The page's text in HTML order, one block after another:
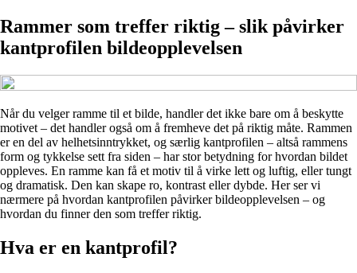
Rammer som treffer riktig – slik påvirker
kantprofilen bildeopplevelsen
Når du velger ramme til et bilde, handler det ikke bare om å beskytte
motivet – det handler også om å fremheve det på riktig måte. Rammen
er en del av helhetsinntrykket, og særlig kantprofilen – altså rammens
form og tykkelse sett fra siden – har stor betydning for hvordan bildet
oppleves. En ramme kan få et motiv til å virke lett og luftig, eller tungt
og dramatisk. Den kan skape ro, kontrast eller dybde. Her ser vi
nærmere på hvordan kantprofilen påvirker bildeopplevelsen – og
hvordan du finner den som treffer riktig.
Hva er en kantprofil?